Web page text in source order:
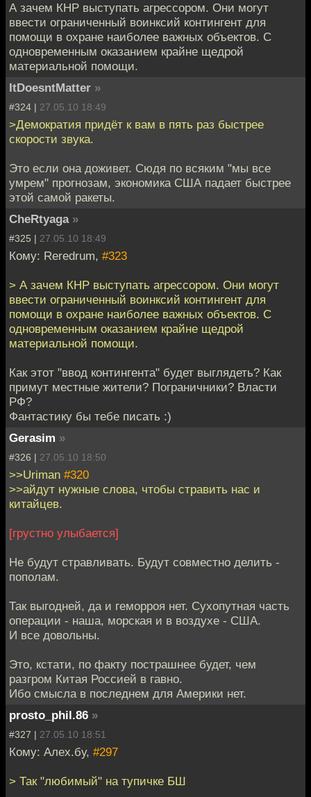
А зачем КНР выступать агрессором. Они могут
ввести ограниченный воинксий контингент для
помощи в охране наиболее важных объектов. С
одновременным оказанием крайне щедрой
материальной помощи.
ItDoesntMatter »
#324 | 27.05.10 18:49
>Демократия придёт к вам в пять раз быстрее
скорости звука.
Это если она доживет. Сюдя по всяким "мы все
умрем" прогнозам, экономика США падает быстрее
этой самой ракеты.
CheRtyaga »
#325 | 27.05.10 18:49
Кому: Reredrum, #323
> А зачем КНР выступать агрессором. Они могут
ввести ограниченный воинксий контингент для
помощи в охране наиболее важных объектов. С
одновременным оказанием крайне щедрой
материальной помощи.
Как этот "ввод контингента" будет выглядеть? Как
примут местные жители? Пограничники? Власти
РФ?
Фантастику бы тебе писать :)
Gerasim »
#326 | 27.05.10 18:50
>>Uriman #320
>>айдут нужные слова, чтобы стравить нас и
китайцев.
[грустно улыбается]
Не будут стравливать. Будут совместно делить -
пополам.
Так выгодней, да и геморроя нет. Сухопутная часть
операции - наша, морская и в воздухе - США.
И все довольны.
Это, кстати, по факту пострашнее будет, чем
разгром Китая Россией в гавно.
Ибо смысла в последнем для Америки нет.
prosto_phil.86 »
#327 | 27.05.10 18:51
Кому: Алех.бу, #297
> Так "любимый" на тупичке БШ